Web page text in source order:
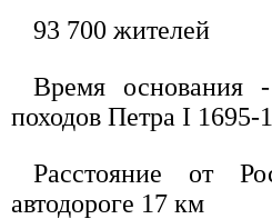
93 700 жителей
Время основания
походов Петра I 1695-
Расстояние от
автодороге 17 км